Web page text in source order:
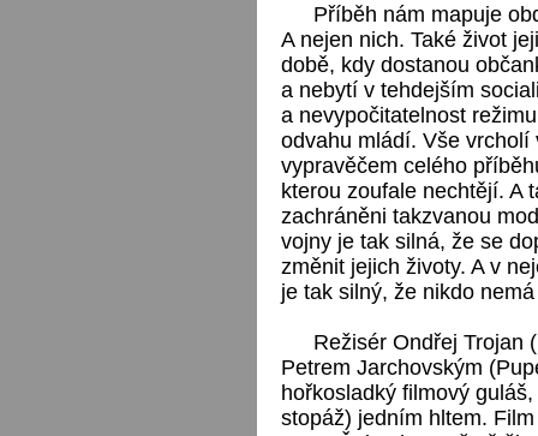
Příběh nám mapuje
A nejen nich. Také život
době, kdy dostanou
a nebytí v tehdejším
a nevypočitatelnost
odvahu mládí. Vše
vypravěčem celého
kterou zoufale nechtějí. A
zachráněni takzvanou
vojny je tak silná, že se
změnit jejich životy. A v
je tak silný, že nikdo
Režisér Ondřej Trojan
Petrem Jarchovským
hořkosladký filmový
stopáž) jedním hltem.